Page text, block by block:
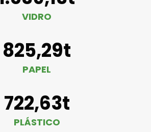
VIDRO
825,29t
PAPEL
722,63t
PLÁSTICO